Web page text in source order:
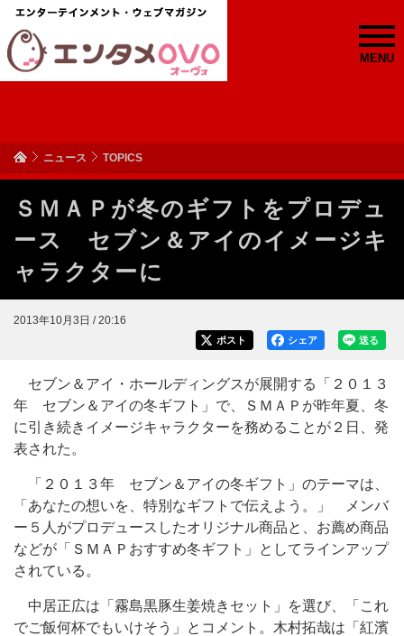
MENU
ニュース TOPICS
ＳＭＡＰが冬のギフトをプロデュ
ース セブン＆アイのイメージキ
ャラクターに
2013年10月3日 / 20:16
送る
シェア
ポスト
セブン＆アイ・ホールディングスが展開する「２０１３
年 セブン＆アイの冬ギフト」で、ＳＭＡＰが昨年夏、冬
に引き続きイメージキャラクターを務めることが２日、発
表された。
「２０１３年 セブン＆アイの冬ギフト」のテーマは、
「あなたの想いを、特別なギフトで伝えよう。」 メンバ
ー５人がプロデュースしたオリジナル商品と、お薦め商品
などが「ＳＭＡＰおすすめ冬ギフト」としてラインアップ
されている。
中居正広は「霧島黒豚生姜焼きセット」を選び、「これ
でご飯何杯でもいけそう」とコメント。木村拓哉は「紅濱